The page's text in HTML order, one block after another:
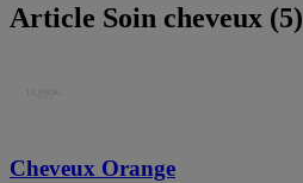
Article Soin cheveux (5)
Cheveux Orange